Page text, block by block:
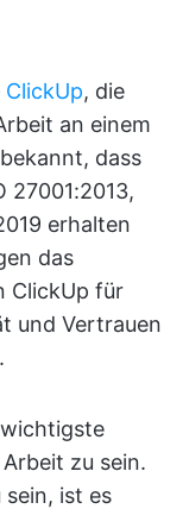
ClickUp, die
an einem
dass
27001:2013,
erhalten
das
ClickUp für
und Vertrauen
wichtigste
zu sein.
sein, ist es